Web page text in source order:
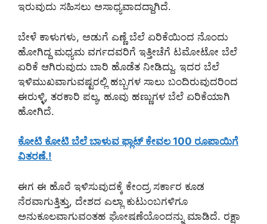
ಇರುವುದು ಸಹಿಸಲು ಅಸಾಧ್ಯವಾದದ್ದಾಗಿದೆ.
ಬೇಳೆ ಕಾಳುಗಳು, ಅಡುಗೆ ಎಣ್ಣೆ ಬೆಲೆ ಏರಿಕೆಯಿಂದ ನೊಂದು
ಹೋಗಿದ್ದ ಮಧ್ಯಮ ವರ್ಗದವರಿಗೆ ಇತ್ತೀಚೆಗೆ ಟಮೋಟೋ ಬೆಲೆ
ಏರಿಕೆ ಆಗಿರುವುದು ಬಾರಿ ಹೊಡೆತ ನೀಡಿದ್ದು. ಇದರ ಬೆಲೆ
ಇಳಿಮುಖವಾಗುವಷ್ಟರಲ್ಲಿ ಹಬ್ಬಗಳ ಸಾಲು ಬಂದಿರುವುದರಿಂದ
ಈರುಳ್ಳಿ, ತರಕಾರಿ ಪಲ್ಯ, ಹೂವು ಹಣ್ಣುಗಳ ಬೆಲೆ ಏರಿಕೆಯಾಗಿ
ಹೋಗಿದೆ.
ಕೋಟಿ ಕೋಟಿ ಬೆಲೆ ಬಾಳುವ ಫ್ಲಾಟ್ ಕೇವಲ 100 ರೂಪಾಯಿಗೆ
ವಿತರಣೆ.!
ಈಗ ಈ ಹೊರೆ ಇಳಿಸುವುದಕ್ಕೆ ಕೇಂದ್ರ ಸರ್ಕಾರ ಕೂಡ
ನೆರವಾಗುತ್ತಿತ್ತು, ದೇಶದ ಎಲ್ಲಾ ಕುಟುಂಬಗಳಿಗೂ
ಅನುಕೂಲವಾಗುವಂತಹ ಘೋಷಣೆಯೊಂದನ್ನು ಮಾಡಿದೆ. ರಕ್ಷಾ